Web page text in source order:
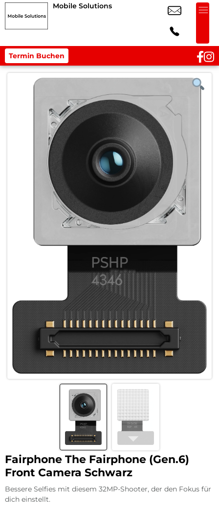
Mobile Solutions
Termin Buchen
Fairphone The Fairphone (Gen.6)
Front Camera Schwarz
Bessere Selfies mit diesem 32MP-Shooter, der den Fokus für
dich einstellt.